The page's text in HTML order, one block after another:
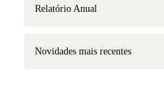
Relatório Anual
Novidades mais recentes